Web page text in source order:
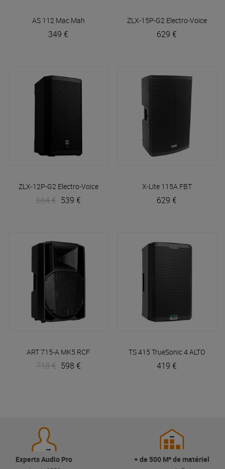
AS 112 Mac Mah
349 €
ZLX-15P-G2 Electro-Voice
629 €
ZLX-12P-G2 Electro-Voice
664 € 539 €
X-Lite 115A FBT
629 €
ART 715-A MK5 RCF
718 € 598 €
TS 415 TrueSonic 4ALTO
419 €
Experts Audio Pro + de 500 M² de matériel